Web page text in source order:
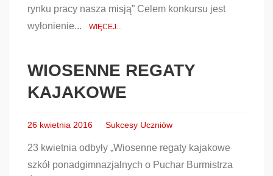
rynku pracy nasza misją” Celem konkursu jest
wyłonienie...
WIĘCEJ...
WIOSENNE REGATY
KAJAKOWE
26 kwietnia 2016 Sukcesy Uczniów
23 kwietnia odbyły „Wiosenne regaty kajakowe
szkół ponadgimnazjalnych o Puchar Burmistrza